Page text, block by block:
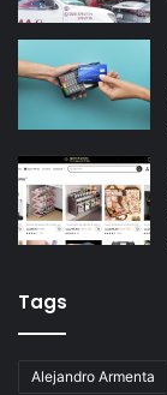
Tags
Alejandro Armenta